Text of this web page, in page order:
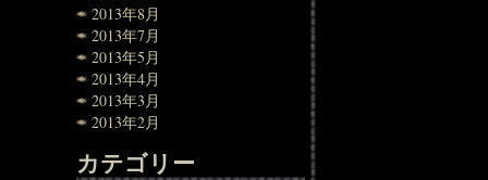
2013年8月
2013年7月
2013年5月
2013年4月
2013年3月
2013年2月
カテゴリー